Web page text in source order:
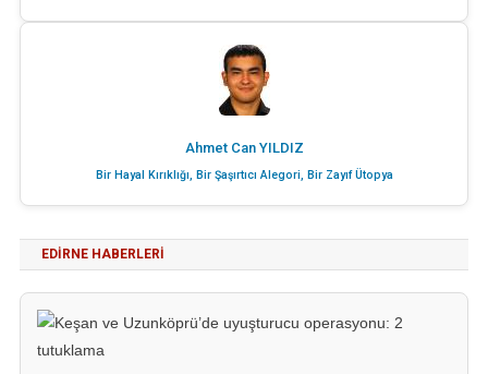
Ahmet Can YILDIZ
Bir Hayal Kırıklığı, Bir Şaşırtıcı Alegori, Bir Zayıf Ütopya
EDIRNE HABERLERI